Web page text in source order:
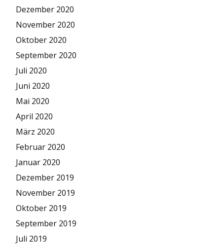
Dezember 2020
November 2020
Oktober 2020
September 2020
Juli 2020
Juni 2020
Mai 2020
April 2020
März 2020
Februar 2020
Januar 2020
Dezember 2019
November 2019
Oktober 2019
September 2019
Juli 2019